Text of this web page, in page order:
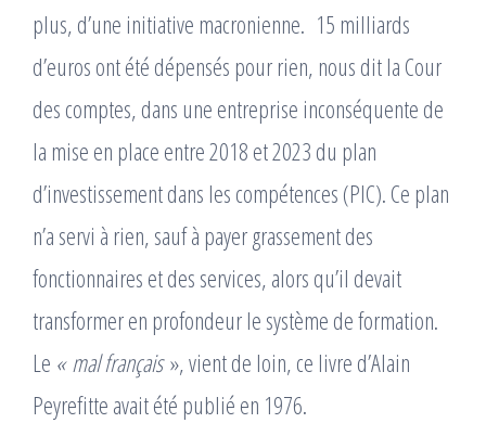
plus, d’une initiative macronienne. 15 milliards
d’euros ont été dépensés pour rien, nous dit la Cour
des comptes, dans une entreprise inconséquente de
la mise en place entre 2018 et 2023 du plan
d’investissement dans les compétences (PIC). Ce plan
n’a servi à rien, sauf à payer grassement des
fonctionnaires et des services, alors qu’il devait
transformer en profondeur le système de formation.
Le « mal français», vient de loin, ce livre d’Alain
Peyrefitte avait été publié en 1976.